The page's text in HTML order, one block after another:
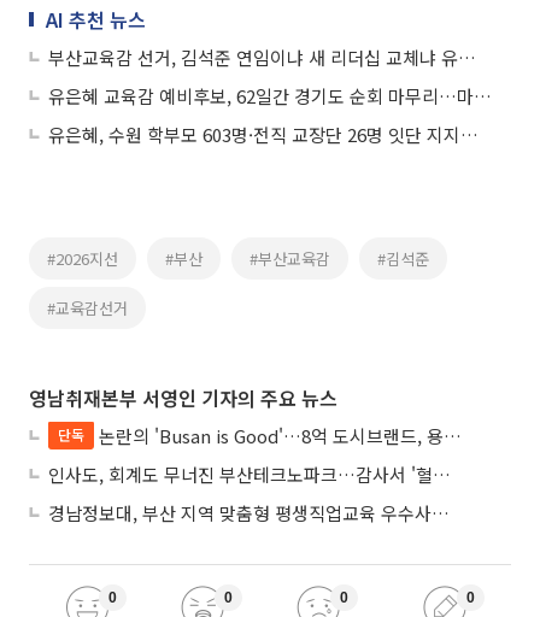
AI 추천 뉴스
부산교육감 선거, 김석준 연임이냐 새 리더십 교체냐 유권자 심판
유은혜 교육감 예비후보, 62일간 경기도 순회 마무리…마지막 일정은 '돌봄 현장'
유은혜, 수원 학부모 603명·전직 교장단 26명 잇단 지지…교육감 경선 '대세론' 굳히기
#2026지선 #부산 #부산교육감 #김석준
#교육감선거
영남취재본부 서영인 기자의 주요 뉴스
단독
논란의 'Busan is Good'…8억 도시브랜드, 용산 대통령실 CI 업체가 수행
인사도, 회계도 무너진 부산테크노파크…감사서 '혈세 유용·인사 뒤집기' 적발
경남정보대, 부산 지역 맞춤형 평생직업교육 우수사례로 혁신 주도
0 0 0 0